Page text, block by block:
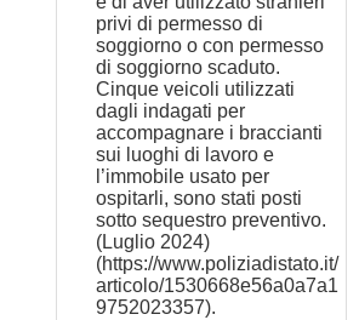
privi di permesso di
soggiorno o con permesso
di soggiorno scaduto.
Cinque veicoli utilizzati
dagli indagati per
accompagnare i braccianti
sui luoghi di lavoro e
l’immobile usato per
ospitarli, sono stati posti
sotto sequestro preventivo.
(Luglio 2024)
(https://www.poliziadistato.it/
articolo/1530668e56a0a7a1
9752023357).